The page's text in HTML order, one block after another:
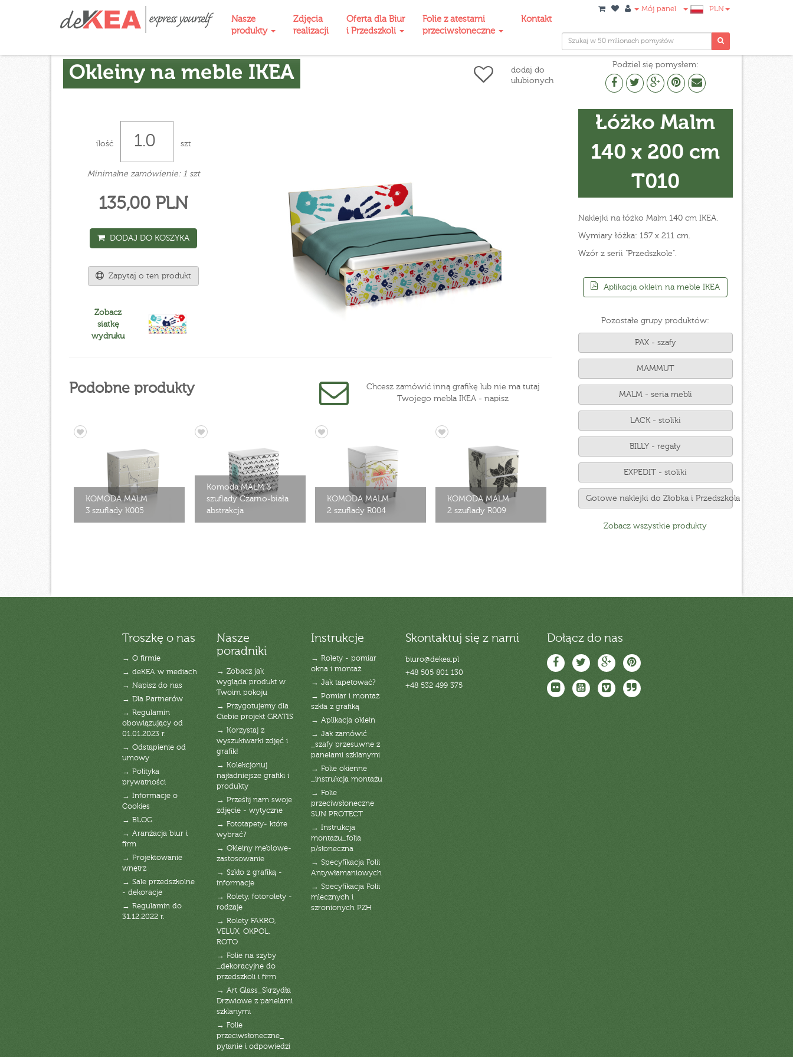
Nasze
produkty
Zdjęcia
realizacji
Oferta dla Biur
i Przedszkoli
Folie z atestami
przeciwsłoneczne
Kontakt
Mój panel PLN
Okleiny na meble IKEA
dodaj do
ulubionych
Podziel się pomysłem:
ilość szt
Minimalne zamówienie: 1 szt
135,00 PLN
DODAJ DO KOSZYKA
Zapytaj o ten produkt
Zobacz
siatkę
wydruku
Podobne produkty
Chcesz zamówić inną grafikę lub nie ma tutaj
Twojego mebla IKEA - napisz
KOMODA MALM
3 szuflady K005
Komoda MALM 3
szuflady Czarno-biała
abstrakcja
KOMODA MALM
2 szuflady R004
KOMODA MALM
2 szuflady R009
Łóżko Malm
140 x 200 cm
T010
Naklejki na łóżko Malm 140 cm IKEA.
Wymiary łóżka: 157 x 211 cm.
Wzór z serii "Przedszkole".
Aplikacja oklein na meble IKEA
Pozostałe grupy produktów:
PAX - szafy
MAMMUT
MALM - seria mebli
LACK - stoliki
BILLY - regały
EXPEDIT - stoliki
Gotowe naklejki do Żłobka i Przedszkola
Zobacz wszystkie produkty
Troszkę o nas
→ O firmie
→ deKEA w mediach
→ Napisz do nas
→ Dla Partnerów
→ Regulamin
obowiązujący od
01.01.2023 r.
→ Odstąpienie od
umowy
→ Polityka
prywatności
→ Informacje o
Cookies
→ BLOG
→ Aranżacja biur i
firm
→ Projektowanie
wnętrz
→ Sale przedszkolne
- dekoracje
→ Regulamin do
31.12.2022 r.
Nasze
poradniki
→ Zobacz jak
wygląda produkt w
Twoim pokoju
→ Przygotujemy dla
Ciebie projekt GRATIS
→ Korzystaj z
wyszukiwarki zdjęć i
grafik!
→ Kolekcjonuj
najładniejsze grafiki i
produkty
→ Prześlij nam swoje
zdjęcie - wytyczne
→ Fototapety- które
wybrać?
→ Okleiny meblowe-
zastosowanie
→ Szkło z grafiką -
informacje
→ Rolety, fotorolety -
rodzaje
→ Rolety FAKRO,
VELUX, OKPOL,
ROTO
→ Folie na szyby
_dekoracyjne do
przedszkoli i firm
→ Art Glass_Skrzydła
Drzwiowe z panelami
szklanymi
→ Folie
przeciwsłoneczne_
pytanie i odpowiedzi
Instrukcje
→ Rolety - pomiar
okna i montaż
→ Jak tapetować?
→ Pomiar i montaż
szkła z grafiką
→ Aplikacja oklein
→ Jak zamówić
_szafy przesuwne z
panelami szklanymi
→ Folie okienne
_instrukcja montażu
→ Folie
przeciwsłoneczne
SUN PROTECT
→ Instrukcja
montażu_folia
p/słoneczna
→ Specyfikacja Folii
Antywłamaniowych
→ Specyfikacja Folii
mlecznych i
szronionych PZH
Skontaktuj się z nami
biuro@dekea.pl
+48 505 801 130
+48 532 499 375
Dołącz do nas